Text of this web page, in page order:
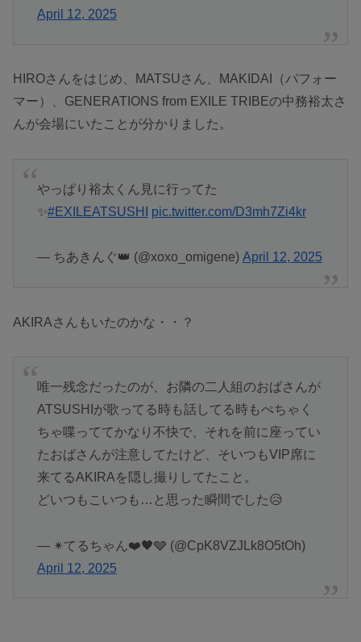
April 12, 2025
HIROさんをはじめ、MATSUさん、MAKIDAI（パフォー
マー）、GENERATIONS from EXILE TRIBEの中務裕太さ
んが会場にいたことが分かりました。
やっぱり裕太くん見に行ってた
✨#EXILEATSUSHI pic.twitter.com/D3mh7Zi4kr
— ちあきんぐ👑 (@xoxo_omigene) April 12, 2025
AKIRAさんもいたのかな・・？
唯一残念だったのが、お隣の二人組のおばさんが
ATSUSHIが歌ってる時も話してる時もぺちゃく
ちゃ喋っててかなり不快で、それを前に座ってい
たおばさんが注意してたけど、そいつもVIP席に
来てるAKIRAを隠し撮りしてたこと。
どいつもこいつも…と思った瞬間でした😥
— ✴︎てるちゃん❤️🖤🩶 (@CpK8VZJLk8O5tOh)
April 12, 2025